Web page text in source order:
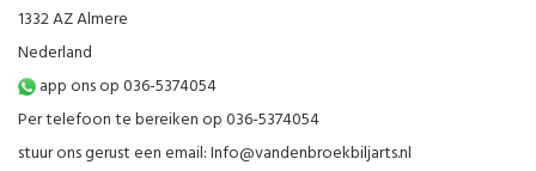
1332 AZ Almere
Nederland
app ons op 036-5374054
Per telefoon te bereiken op 036-5374054
stuur ons gerust een email:Info@vandenbroekbiljarts.nl